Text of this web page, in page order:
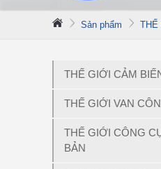
Sản phẩm THẾ
THẾ GIỚI CẢM
THẾ GIỚI VAN
THẾ GIỚI CÔNG
BẢN